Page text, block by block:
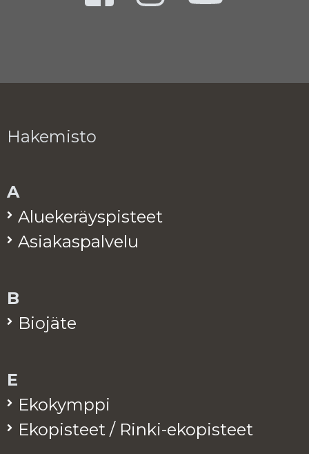
Hakemisto
A
Alue­ke­räys­pis­teet
Asia­kas­pal­ve­lu
B
Bio­jä­te
E
Eko­kymp­pi
Eko­pis­teet / Rinki-eko­pis­teet